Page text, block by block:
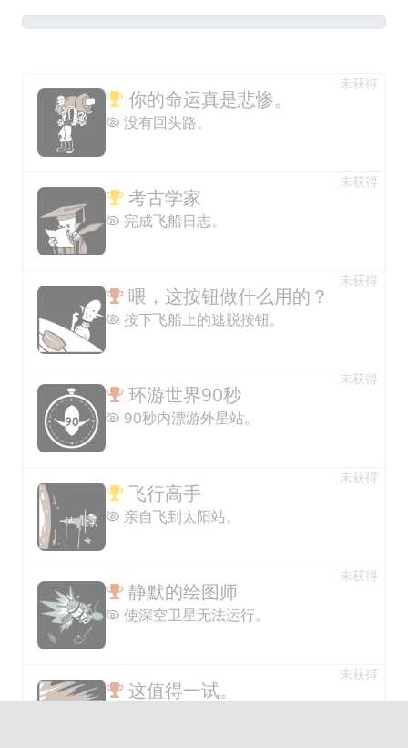
0%
你的命运真是悲惨。
没有回头路。
未获得
考古学家
完成飞船日志。
未获得
喂，这按钮做什么用的？
按下飞船上的逃脱按钮。
未获得
环游世界90秒
90秒内漂游外星站。
未获得
飞行高手
亲自飞到太阳站。
未获得
静默的绘图师
使深空卫星无法运行。
未获得
这值得一试。
未获得